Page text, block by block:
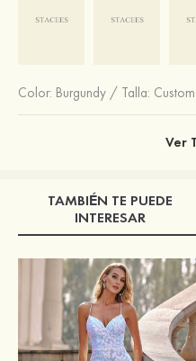
Color: Burgundy / Talla:
Ver
TAMBIÉN TE PUEDE
INTERESAR